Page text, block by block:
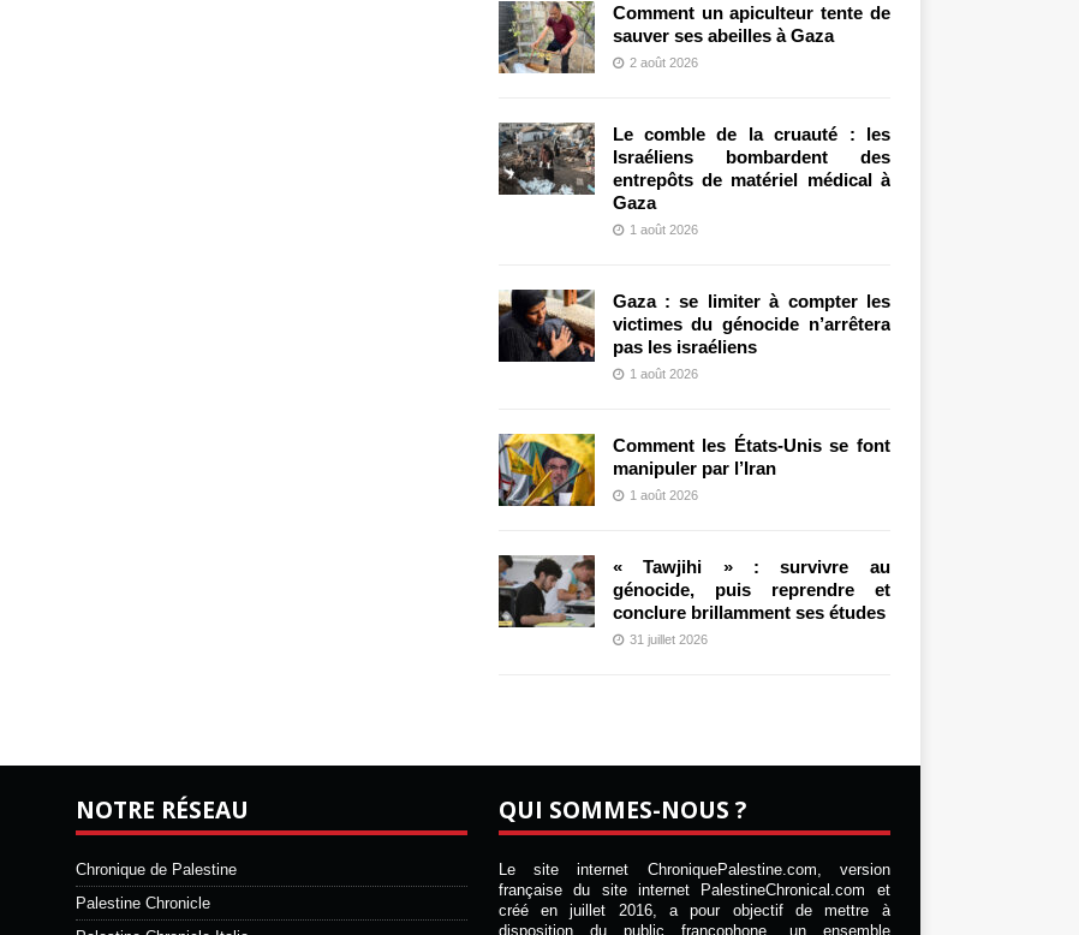
Comment un apiculteur tente de
sauver ses abeilles à Gaza
2 août 2026
Le comble de la cruauté : les
Israéliens bombardent des
entrepôts de matériel médical à
Gaza
1 août 2026
Gaza : se limiter à compter les
victimes du génocide n’arrêtera
pas les israéliens
1 août 2026
Comment les États-Unis se font
manipuler par l’Iran
1 août 2026
« Tawjihi » : survivre au
génocide, puis reprendre et
conclure brillamment ses études
31 juillet 2026
NOTRE RÉSEAU
Chronique de Palestine
Palestine Chronicle
QUI SOMMES-NOUS ?
Le site internet ChroniquePalestine.com, version
française du site internet PalestineChronical.com et
créé en juillet 2016, a pour objectif de mettre à
disposition du public francophone, un ensemble